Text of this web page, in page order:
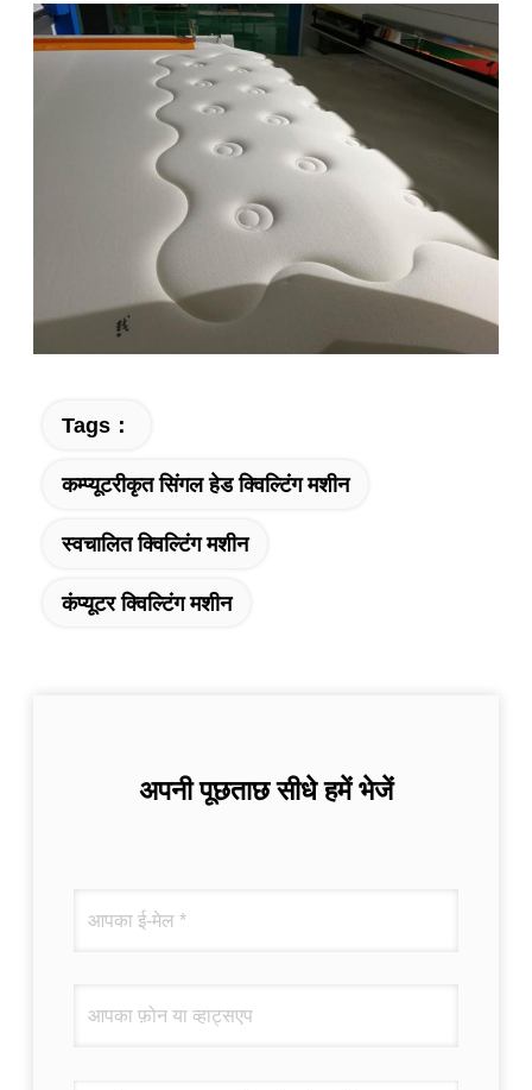
Tags：
कम्प्यूटरीकृत सिंगल हेड क्विल्टिंग मशीन
स्वचालित क्विल्टिंग मशीन
कंप्यूटर क्विल्टिंग मशीन
अपनी पूछताछ सीधे हमें भेजें